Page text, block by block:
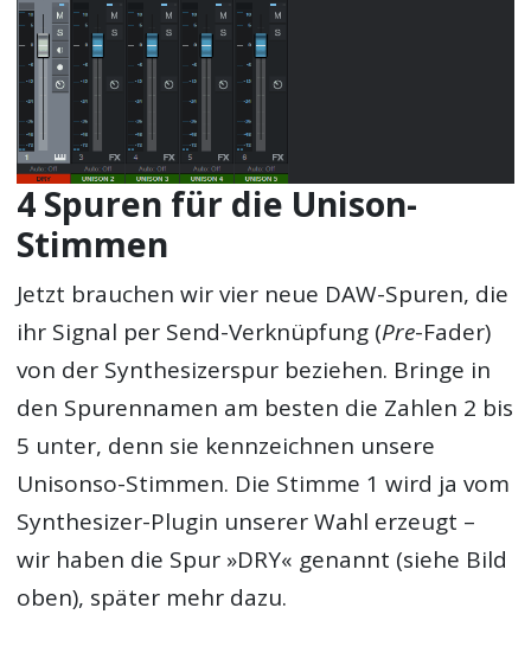
4 Spuren für die Unison-
Stimmen
Jetzt brauchen wir vier neue DAW-Spuren, die
ihr Signal per Send-Verknüpfung (Pre-Fader)
von der Synthesizerspur beziehen. Bringe in
den Spurennamen am besten die Zahlen 2 bis
5 unter, denn sie kennzeichnen unsere
Unisonso-Stimmen. Die Stimme 1 wird ja vom
Synthesizer-Plugin unserer Wahl erzeugt –
wir haben die Spur »DRY« genannt (siehe Bild
oben), später mehr dazu.